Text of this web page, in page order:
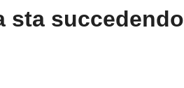
sta succedendo